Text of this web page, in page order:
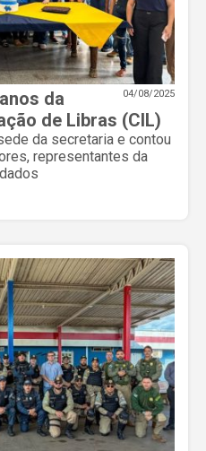
04/08/2025
da
de Libras (CIL)
da secretaria e contou
representantes da